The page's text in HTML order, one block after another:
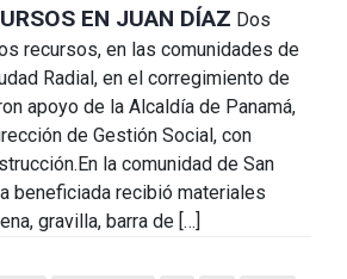
EN JUAN DÍAZ Dos
recursos, en las comunidades de
Radial, en el corregimiento de
apoyo de la Alcaldía de Panamá,
de Gestión Social, con
la comunidad de San
beneficiada recibió materiales
gravilla, barra de […]